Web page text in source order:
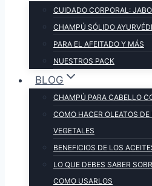
CUIDADO CORPORAL:
CHAMPÚ SÓLIDO
PARA EL AFEITADO Y MÁS
NUESTROS PACK
BLOG
CHAMPÚ PARA CABELLO
COMO HACER OLEATOS
VEGETALES
BENEFICIOS DE LOS
LO QUE DEBES SABER
COMO USARLOS